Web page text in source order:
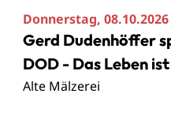
Donnerstag, 08.10.2026
Gerd Dudenhöffer
DOD - Das Leben
Alte Mälzerei